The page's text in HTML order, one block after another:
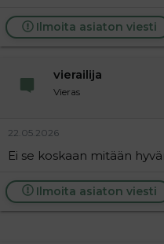
Ilmoita asiaton viesti
vierailija
Vieras
22.05.2026
Ei se koskaan mitään
Ilmoita asiaton viesti